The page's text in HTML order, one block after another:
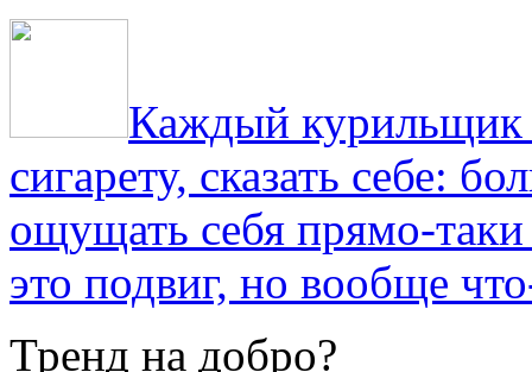
Каждый курильщик
сигарету, сказать себе:
ощущать себя прямо-
это подвиг, но вообще
Тренд на добро?